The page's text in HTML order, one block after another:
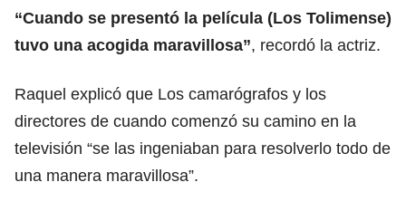
“Cuando se presentó la película (Los Tolimense)
tuvo una acogida maravillosa”, recordó la actriz.
Raquel explicó que Los camarógrafos y los
directores de cuando comenzó su camino en la
televisión “se las ingeniaban para resolverlo todo de
una manera maravillosa”.